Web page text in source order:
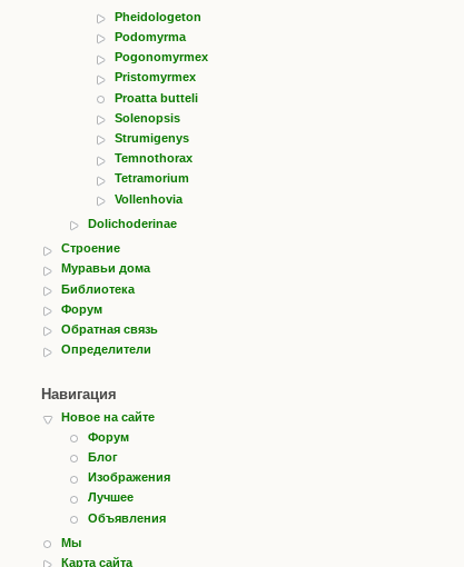
Pheidologeton
Podomyrma
Pogonomyrmex
Pristomyrmex
Proatta butteli
Solenopsis
Strumigenys
Temnothorax
Tetramorium
Vollenhovia
Dolichoderinae
Строение
Муравьи дома
Библиотека
Форум
Обратная связь
Определители
Навигация
Новое на сайте
Форум
Блог
Изображения
Лучшее
Объявления
Мы
Карта сайта